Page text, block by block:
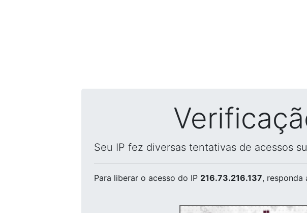
Seu IP fez diversas tentativas de acessos
Para liberar o acesso do IP 216.73.216.137, responda